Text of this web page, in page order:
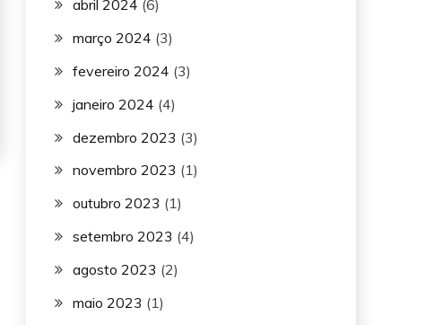
abril 2024 (6)
março 2024 (3)
fevereiro 2024 (3)
janeiro 2024 (4)
dezembro 2023 (3)
novembro 2023 (1)
outubro 2023 (1)
setembro 2023 (4)
agosto 2023 (2)
maio 2023 (1)